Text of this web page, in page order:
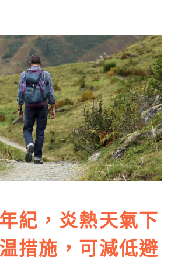
紀，炎熱天氣下
措施，可減低避